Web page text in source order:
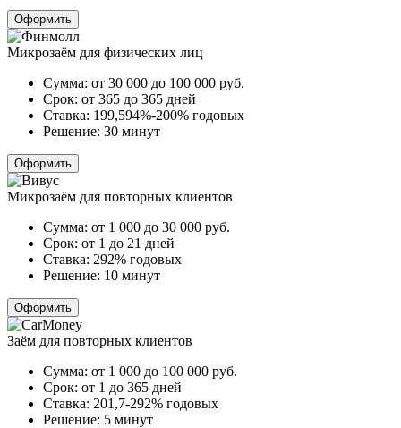
Оформить
Микрозаём для физических лиц
Сумма: от 30 000 до 100 000 руб.
Срок: от 365 до 365 дней
Ставка: 199,594%-200% годовых
Решение: 30 минут
Оформить
Микрозаём для повторных клиентов
Сумма: от 1 000 до 30 000 руб.
Срок: от 1 до 21 дней
Ставка: 292% годовых
Решение: 10 минут
Оформить
Заём для повторных клиентов
Сумма: от 1 000 до 100 000 руб.
Срок: от 1 до 365 дней
Ставка: 201,7-292% годовых
Решение: 5 минут